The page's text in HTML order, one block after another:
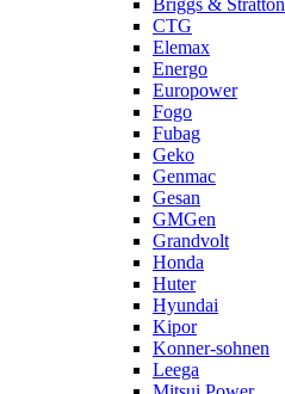
Briggs & Stratton
CTG
Elemax
Energo
Europower
Fogo
Fubag
Geko
Genmac
Gesan
GMGen
Grandvolt
Honda
Huter
Hyundai
Kipor
Konner-sohnen
Leega